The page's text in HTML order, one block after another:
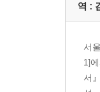
역 :
서
1]
서